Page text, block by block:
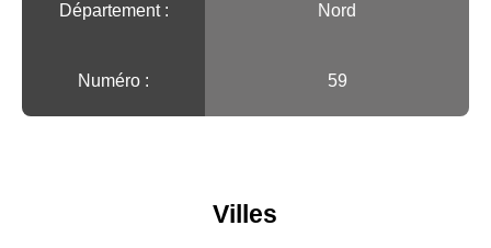
Département : Nord
Numéro : 59
Villes